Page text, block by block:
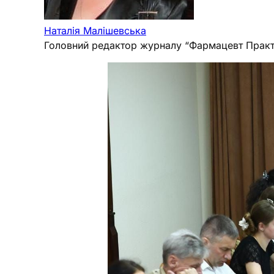
Наталія Малішевська
Головний редактор журналу “Фармацевт